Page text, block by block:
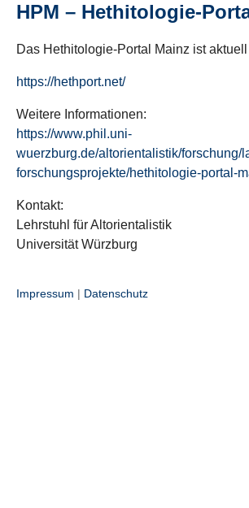
HPM – Hethitologie-
Das Hethitologie-Portal Mainz ist
https://hethport.net/
Weitere Informationen:
https://www.phil.uni-
wuerzburg.de/altorientalistik/forschung/
forschungsprojekte/hethitologie-portal-
Kontakt:
Lehrstuhl für Altorientalistik
Universität Würzburg
Impressum | Datenschutz